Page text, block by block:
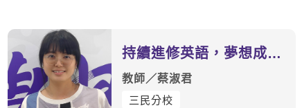
持續進修英語，夢想成為
雙語教師不只是夢想！
教師／蔡淑君
三民分校